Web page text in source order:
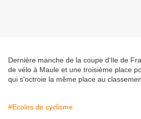
Dernière manche de la coupe d'Ile de
de vélo à Maule et une troisième place
qui s'octroie la même place au
#Ecoles de cyclisme